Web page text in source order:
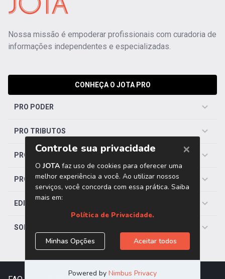
Nossa missão é empoderar profissionais com curadoria de
informações independentes e especializadas.
CONHEÇA O JOTA PRO
PRO PODER
PRO TRIBUTOS
PRO TRABALHISTA
PRO SAÚDE
EDITORIAS
SOBRE O JOTA